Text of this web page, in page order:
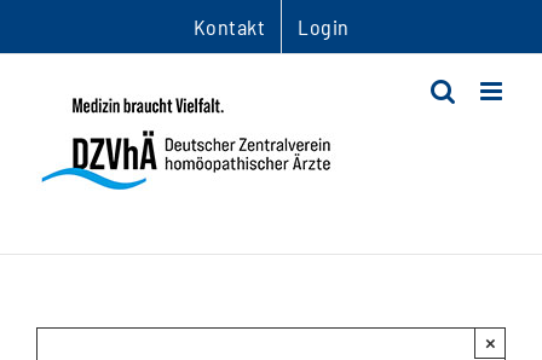
Inhalt
Kontakt Login
×